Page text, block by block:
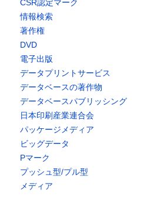
CSR認定マーク
情報検索
著作権
DVD
電子出版
データプリントサービス
データベースの著作物
データベースパブリッシング
日本印刷産業連合会
パッケージメディア
ビッグデータ
Pマーク
プッシュ型/プル型
メディア